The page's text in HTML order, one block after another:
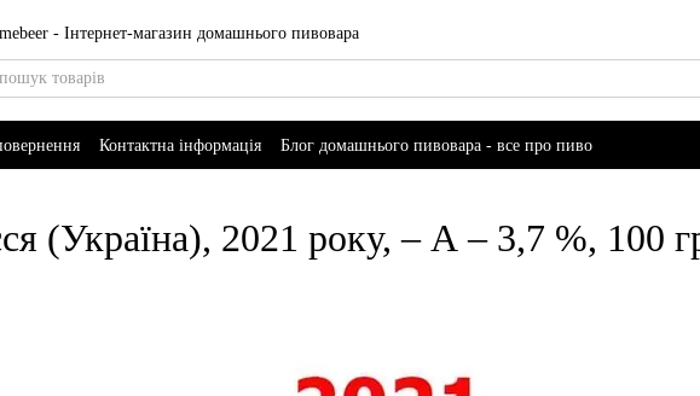
- Інтернет-магазин домашнього пивовара
Контактна інформація
Блог домашнього пивовара - все про пиво
(Україна), 2021 року, – А – 3,7 %, 100